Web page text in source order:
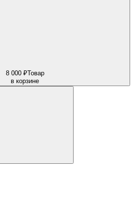
8 000 ₽Товар
в корзине